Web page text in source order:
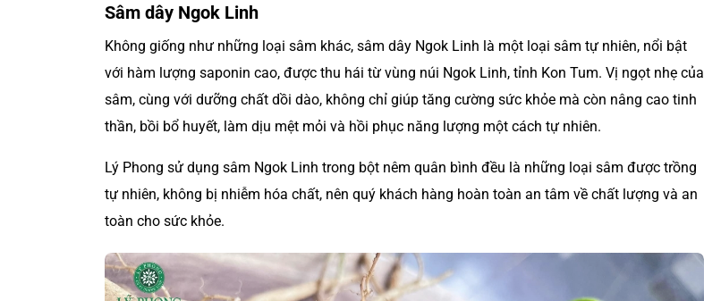
Sâm dây Ngok Linh
Không giống như những loại sâm khác, sâm dây Ngok Linh là một loại sâm tự nhiên, nổi bật
với hàm lượng saponin cao, được thu hái từ vùng núi Ngok Linh, tỉnh Kon Tum. Vị ngọt nhẹ của
sâm, cùng với dưỡng chất dồi dào, không chỉ giúp tăng cường sức khỏe mà còn nâng cao tinh
thần, bồi bổ huyết, làm dịu mệt mỏi và hồi phục năng lượng một cách tự nhiên.
Lý Phong sử dụng sâm Ngok Linh trong bột nêm quân bình đều là những loại sâm được trồng
tự nhiên, không bị nhiễm hóa chất, nên quý khách hàng hoàn toàn an tâm về chất lượng và an
toàn cho sức khỏe.